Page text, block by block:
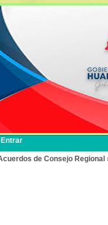
Entrar
de Consejo